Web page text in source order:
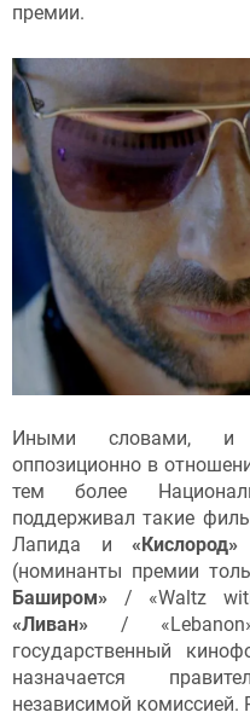
премии.
Иными словами, и
оппозиционно в
тем более
поддерживал такие
Лапида и «Кислород»
(номинанты премии
Баширом» / «Waltz
«Ливан» /
государственный
назначается
независимой